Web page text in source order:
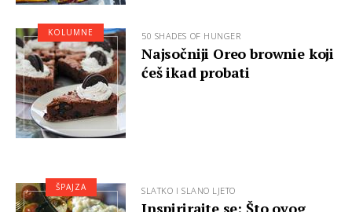
50 SHADES OF HUNGER
Najsočniji Oreo brownie koji
ćeš ikad probati
KOLUMNE
SLATKO I SLANO LJETO
Inspirirajte se: Što ovog
ŠPAJZA